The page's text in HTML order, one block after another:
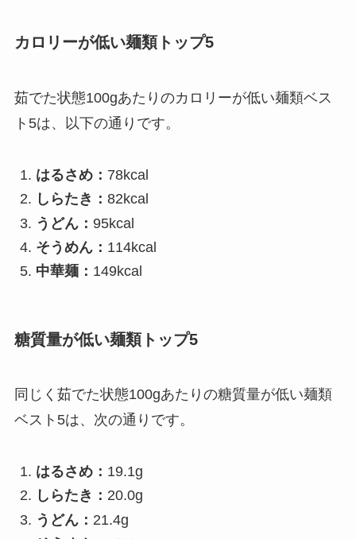
カロリーが低い麺類トップ5
茹でた状態100gあたりのカロリーが低い麺類ベス
ト5は、以下の通りです。
はるさめ： 78kcal
しらたき： 82kcal
うどん： 95kcal
そうめん： 114kcal
中華麺： 149kcal
糖質量が低い麺類トップ5
同じく茹でた状態100gあたりの糖質量が低い麺類
ベスト5は、次の通りです。
はるさめ： 19.1g
しらたき： 20.0g
うどん： 21.4g